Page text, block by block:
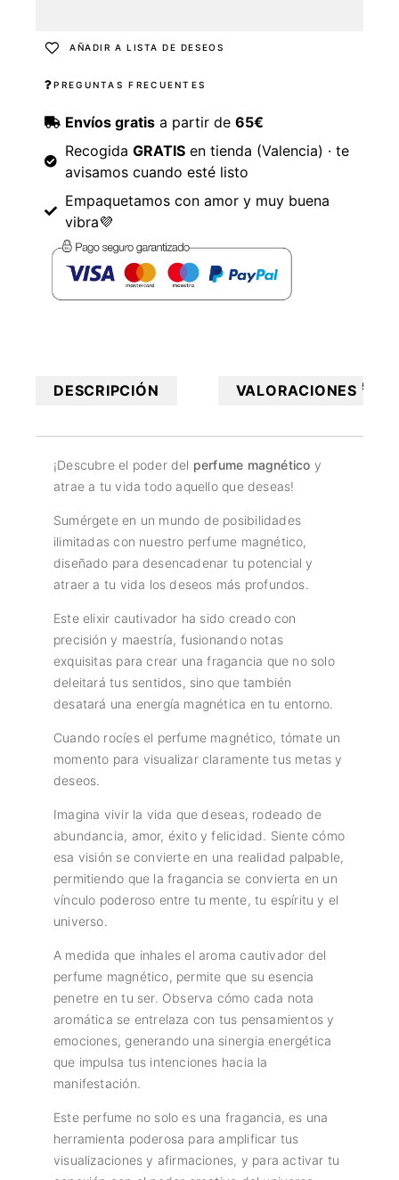
AÑADIR A LISTA DE DESEOS
PREGUNTAS FRECUENTES
Envíos gratisa partir de 65€
Recogida GRATISen tienda (Valencia) · te
avisamos cuando esté listo
Empaquetamos con amor y muy buena
vibra💜
DESCRIPCIÓN VALORACIONES 5
¡Descubre el poder del perfume magnético y
atrae a tu vida todo aquello que deseas!
Sumérgete en un mundo de posibilidades
ilimitadas con nuestro perfume magnético,
diseñado para desencadenar tu potencial y
atraer a tu vida los deseos más profundos.
Este elixir cautivador ha sido creado con
precisión y maestría, fusionando notas
exquisitas para crear una fragancia que no solo
deleitará tus sentidos, sino que también
desatará una energía magnética en tu entorno.
Cuando rocíes el perfume magnético, tómate un
momento para visualizar claramente tus metas y
deseos.
Imagina vivir la vida que deseas, rodeado de
abundancia, amor, éxito y felicidad. Siente cómo
esa visión se convierte en una realidad palpable,
permitiendo que la fragancia se convierta en un
vínculo poderoso entre tu mente, tu espíritu y el
universo.
A medida que inhales el aroma cautivador del
perfume magnético, permite que su esencia
penetre en tu ser. Observa cómo cada nota
aromática se entrelaza con tus pensamientos y
emociones, generando una sinergia energética
que impulsa tus intenciones hacia la
manifestación.
Este perfume no solo es una fragancia, es una
herramienta poderosa para amplificar tus
visualizaciones y afirmaciones, y para activar tu